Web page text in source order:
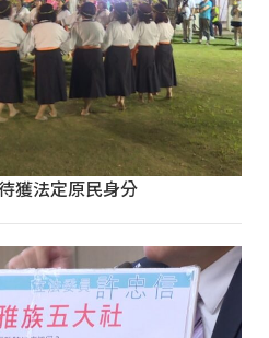
獲法定原民身分